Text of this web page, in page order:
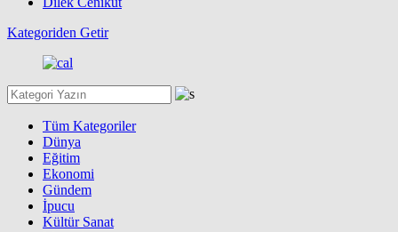
Kategoriden Getir
Tüm Kategoriler
Dünya
Eğitim
Ekonomi
Gündem
İpucu
Kültür Sanat